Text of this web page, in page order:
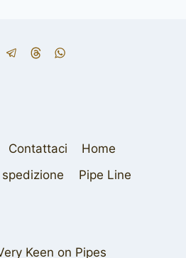
Contattaci
Home
Pipe Line
Keen on Pipes